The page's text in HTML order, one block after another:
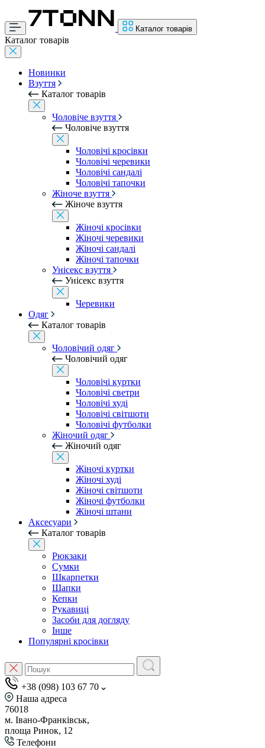
Каталог товарів
Каталог товарів
Новинки
Взуття
Каталог товарів
Чоловіче взуття
Чоловіче взуття
Чоловічі кросівки
Чоловічі черевики
Чоловічі сандалі
Чоловічі тапочки
Жіноче взуття
Жіноче взуття
Жіночі кросівки
Жіночі черевики
Жіночі сандалі
Жіночі тапочки
Унісекс взуття
Унісекс взуття
Черевики
Одяг
Каталог товарів
Чоловічий одяг
Чоловічий одяг
Чоловічі куртки
Чоловічі светри
Чоловічі худі
Чоловічі світшоти
Чоловічі футболки
Жіночий одяг
Жіночий одяг
Жіночі куртки
Жіночі худі
Жіночі світшоти
Жіночі футболки
Жіночі штани
Аксесуари
Каталог товарів
Рюкзаки
Сумки
Шкарпетки
Шапки
Кепки
Рукавиці
Засоби для догляду
Інше
Популярні кросівки
+38 (098) 103 67 70
Наша адреса
76018
м. Івано-Франківськ,
площа Ринок, 12
Телефони